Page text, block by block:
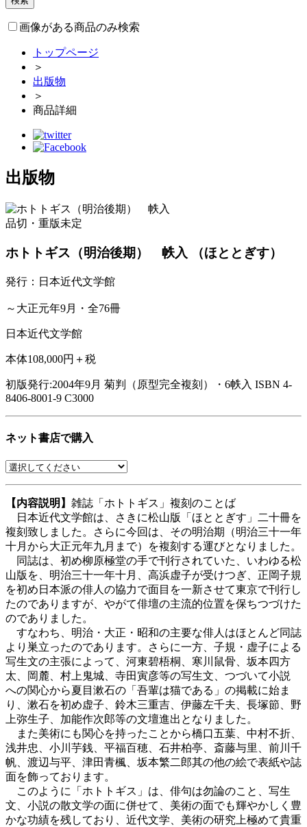
画像がある商品のみ検索
トップページ
＞
出版物
＞
商品詳細
出版物
品切・重版未定
ホトトギス（明治後期） 帙入 （ほととぎす）
発行：日本近代文学館
～大正元年9月・全76冊
日本近代文学館
本体108,000円＋税
初版発行:2004年9月 菊判（原型完全複刻）・6帙入 ISBN 4-
8406-8001-9 C3000
ネット書店で購入
【内容説明】 雑誌「ホトトギス」複刻のことば
日本近代文学館は、さきに松山版「ほととぎす」二十冊を
複刻致しました。さらに今回は、その明治期（明治三十一年
十月から大正元年九月まで）を複刻する運びとなりました。
同誌は、初め柳原極堂の手で刊行されていた、いわゆる松
山版を、明治三十一年十月、高浜虚子が受けつぎ、正岡子規
を初め日本派の俳人の協力で面目を一新させて東京で刊行し
たのでありますが、やがて俳壇の主流的位置を保ちつづけた
のでありました。
すなわち、明治・大正・昭和の主要な俳人はほとんど同誌
より巣立ったのであります。さらに一方、子規・虚子による
写生文の主張によって、河東碧梧桐、寒川鼠骨、坂本四方
太、岡麓、村上鬼城、寺田寅彦等の写生文、つづいて小説
への関心から夏目漱石の「吾輩は猫である」の掲載に始ま
り、漱石を初め虚子、鈴木三重吉、伊藤左千夫、長塚節、野
上弥生子、加能作次郎等の文壇進出となりました。
また美術にも関心を持ったことから橋口五葉、中村不折、
浅井忠、小川芋銭、平福百穂、石井柏亭、斎藤与里、前川千
帆、渡辺与平、津田青楓、坂本繁二郎其の他の絵で表紙や誌
面を飾っております。
このように「ホトトギス」は、俳句は勿論のこと、写生
文、小説の散文学の面に併せて、美術の面でも輝やかしく豊
かな功績を残しており、近代文学、美術の研究上極めて貴重